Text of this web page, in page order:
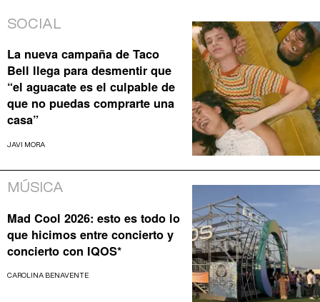
SOCIAL
La nueva campaña de Taco
Bell llega para desmentir que
“el aguacate es el culpable de
que no puedas comprarte una
casa”
JAVI MORA
MÚSICA
Mad Cool 2026: esto es todo lo
que hicimos entre concierto y
concierto con IQOS*
CAROLINA BENAVENTE